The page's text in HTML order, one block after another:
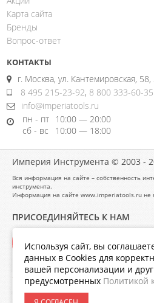
Карта сайта
Бренды
Вопрос-ответ
КОНТАКТЫ
г. Москва, ул. Кантемировская, 58,
8 495 215-23-92, 8 800 333-60-35
info@imperiatools.ru
пн - пт 10:00 — 20:00
сб - вс
10:00 — 18:00
Империя Инструмента © 2003 -
Вся информация на сайте – собственность
инструмента.
Информация на сайте www.imperiatools.ru не
ПРИСОЕДИНЯЙТЕСЬ К НАМ
Используя сайт, вы
данных в Cookies для
вашей персонализации и
предусмотренных Политикой